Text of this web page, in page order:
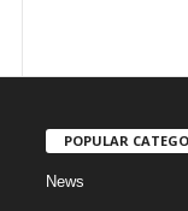
POPULAR
News